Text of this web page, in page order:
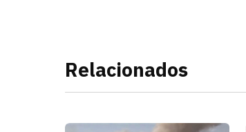
Relacionados